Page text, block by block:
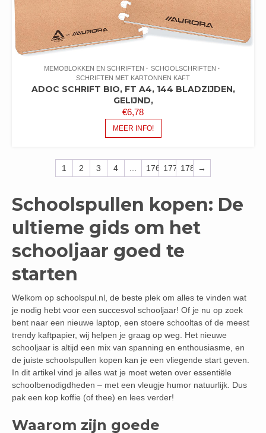
MEMOBLOKKEN EN SCHRIFTEN
SCHOOLSCHRIFTEN
SCHRIFTEN MET KARTONNEN KAFT
ADOC SCHRIFT BIO, FT A4, 144 BLADZIJDEN,
GELIJND,
€6,78
MEER INFO!
1 2 3 4 176 177 178 →
Schoolspullen kopen: De
ultieme gids om het
schooljaar goed te
starten
Welkom op schoolspul.nl, de beste plek om alles te vinden wat
je nodig hebt voor een succesvol schooljaar! Of je nu op zoek
bent naar een nieuwe laptop, een stoere schooltas of de meest
trendy kaftpapier, wij helpen je graag op weg. Het nieuwe
schooljaar is altijd een mix van spanning en enthousiasme, en
de juiste schoolspullen kopen kan je een vliegende start geven.
In dit artikel vind je alles wat je moet weten over essentiële
schoolbenodigdheden – met een vleugje humor natuurlijk. Dus
pak een kop koffie (of thee) en lees verder!
Waarom zijn goede